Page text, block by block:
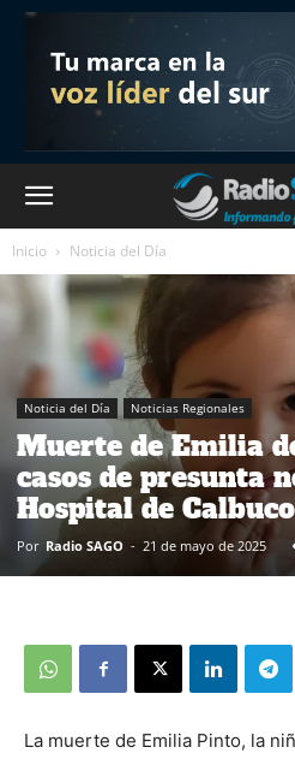
Inicio Noticia del Día
Noticia del Día Noticias Regionales
Muerte de Emilia
casos de presunta
Hospital de Calbuco
Por Radio SAGO - 21 de mayo de 2025
La muerte de Emilia Pinto, la